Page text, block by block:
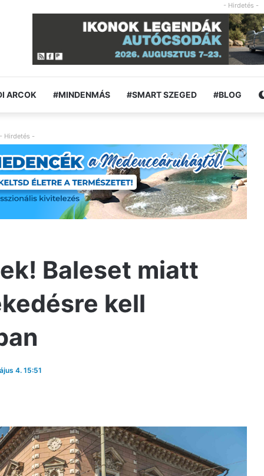
- Hirdetés -
ARCOK #MINDENMÁS #SMART SZEGED #BLOG
- Hirdetés -
Baleset miatt
kell
4. 15:51